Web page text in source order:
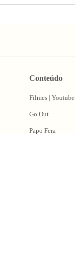
Conteúdo
Filmes | Youtube
Go Out
Papo Fera